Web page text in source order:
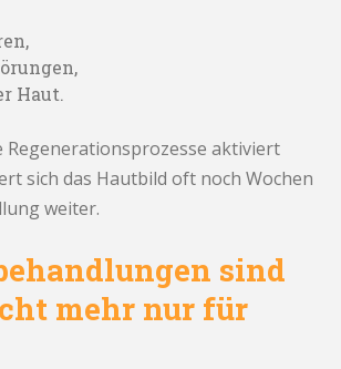
Haut.
Regenerationsprozesse aktiviert
sich das Hautbild oft noch Wochen
weiter.
sind
mehr nur für